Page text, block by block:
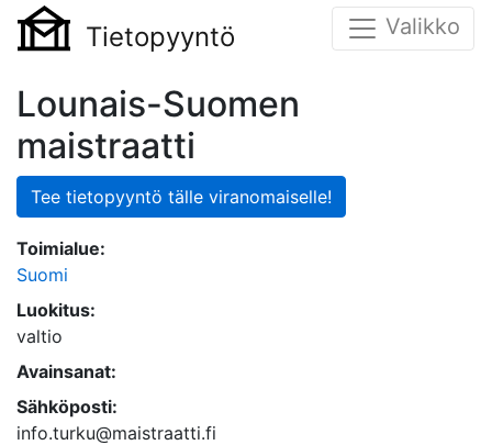
Tietopyyntö Valikko
Lounais-Suomen
maistraatti
Tee tietopyyntö tälle viranomaiselle!
Toimialue:
Suomi
Luokitus:
valtio
Avainsanat:
Sähköposti:
info.turku@maistraatti.fi